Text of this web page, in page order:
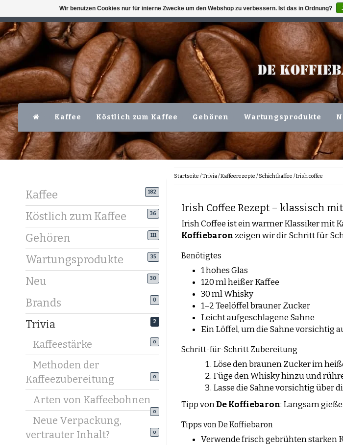
VERFÜGBAR MO-FR VOR 16 UHR LEVERING VOLGENDE WERKDAG !!!
Kaffee Köstlich zum Kaffee Gehören Wartungsprodukte
Kaffee 182
Köstlich zum Kaffee 36
Gehören 111
Wartungsprodukte 35
Neu 30
Brands 0
Trivia 2
Kaffeestärke 0
Methoden der
Kaffeezubereitung
0
Arten von Kaffeebohnen
0
Neue Verpackung,
vertrauter Inhalt?
0
Startseite /Trivia/Kaffeerezepte /Schichtkaffee /Irish coffee
Irish Coffee Rezept – klassisch
Irish Coffee ist ein warmer Klassiker mit
Koffiebaron zeigen wir dir Schritt für
Benötigtes
1 hohes Glas
120 ml heißer Kaffee
30 ml Whisky
1–2 Teelöffel brauner Zucker
Leicht aufgeschlagene Sahne
Ein Löffel, um die Sahne vorsichtig
Schritt-für-Schritt Zubereitung
Löse den braunen Zucker im
Füge den Whisky hinzu und
Lasse die Sahne vorsichtig über
Tipp vonDe Koffiebaron: Langsam
Tipps von De Koffiebaron
Verwende frisch gebrühten starken
Wir benutzen Cookies nur für interne Zwecke um den Webshop zu verbessern. Ist das in Ordnung?